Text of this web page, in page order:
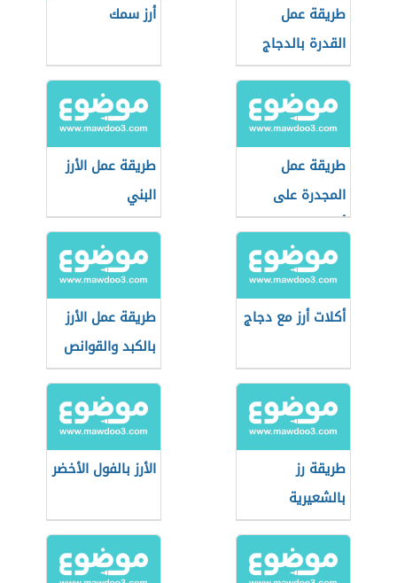
طريقة عمل
القدرة بالدجاج
أرز سمك
طريقة عمل
المجدرة على
أصولها
طريقة عمل الأرز
البني
أكلات أرز مع دجاج
طريقة عمل الأرز
بالكبد والقوانص
طريقة رز
بالشعيرية
الأرز بالفول الأخضر